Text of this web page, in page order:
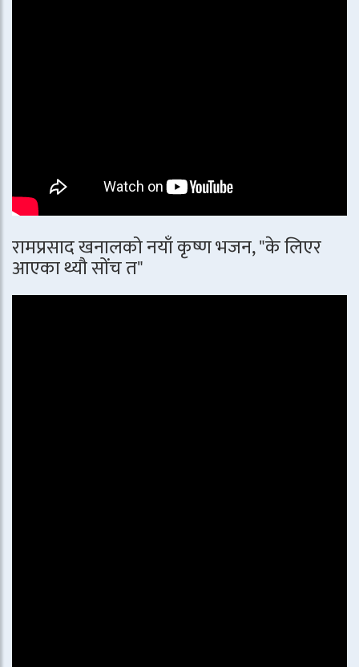
रामप्रसाद खनालको नयाँ कृष्ण भजन, "के लिएर
आएका थ्यौ सोंच त"